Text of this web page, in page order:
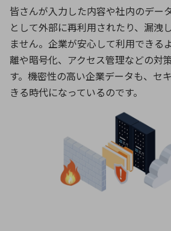
皆さんが入力した内容や社内のデータ
として外部に再利用されたり、漏洩
ません。企業が安心して利用できる
離や暗号化、アクセス管理などの対
す。機密性の高い企業データも、セ
きる時代になっているのです。